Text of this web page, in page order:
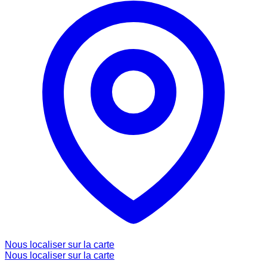
Nous localiser sur la carte
Nous localiser sur la carte